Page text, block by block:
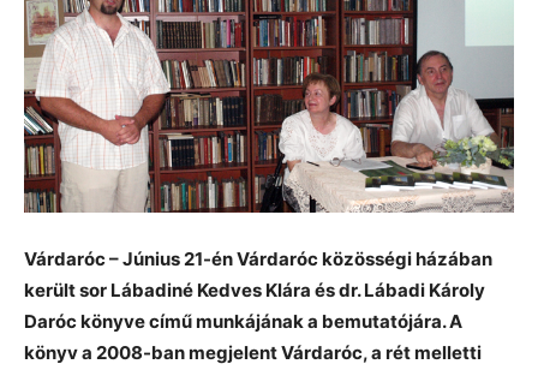
Várdaróc – Június 21-én Várdaróc közösségi házában
került sor Lábadiné Kedves Klára és dr. Lábadi Károly
Daróc könyve című munkájának a bemutatójára. A
könyv a 2008-ban megjelent Várdaróc, a rét melletti